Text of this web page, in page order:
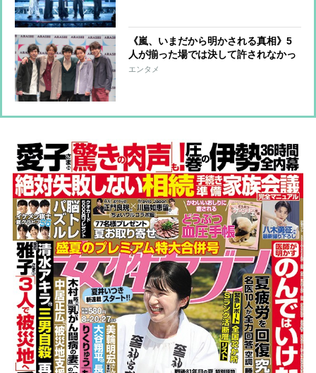
《嵐、いまだから明かされる真相》5
人が揃った場では決して許されなかっ
た問いかけ ブランドを守るために徹
エンタメ